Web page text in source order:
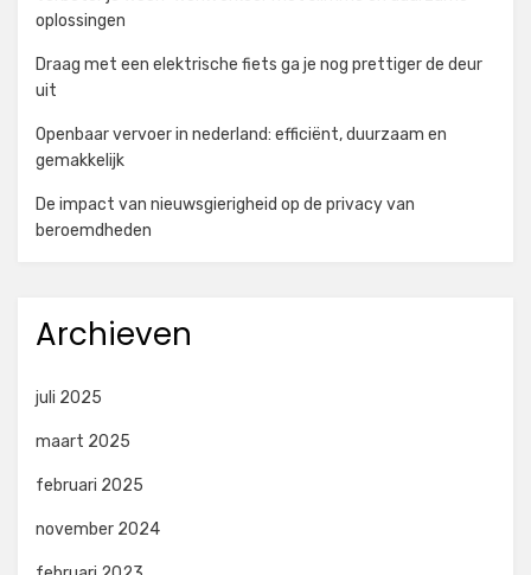
oplossingen
Draag met een elektrische fiets ga je nog prettiger de deur
uit
Openbaar vervoer in nederland: efficiënt, duurzaam en
gemakkelijk
De impact van nieuwsgierigheid op de privacy van
beroemdheden
Archieven
juli 2025
maart 2025
februari 2025
november 2024